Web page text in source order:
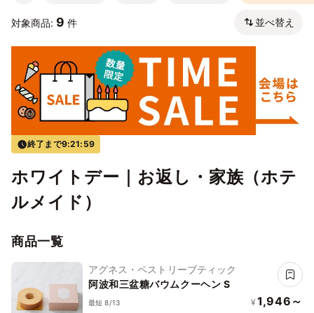
対象商品: 9 件 並べ替え
終了まで9:21:59
ホワイトデー｜お返し・家族（ホテ
ルメイド）
商品一覧
アグネス・ペストリーブティック
阿波和三盆糖バウムクーヘン S
最短 8/13 ¥ 1,946～